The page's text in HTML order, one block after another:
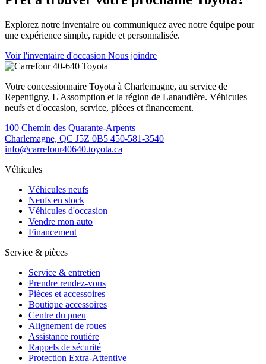
Explorez notre inventaire ou communiquez avec notre équipe pour
une expérience simple, rapide et personnalisée.
Voir l'inventaire d'occasion Nous joindre
Votre concessionnaire Toyota à Charlemagne, au service de
Repentigny, L'Assomption et la région de Lanaudière. Véhicules
neufs et d'occasion, service, pièces et financement.
100 Chemin des Quarante-Arpents
Charlemagne, QC J5Z 0B5 450-581-3540
info@carrefour40640.toyota.ca
Véhicules
Véhicules neufs
Neufs en stock
Véhicules d'occasion
Vendre mon auto
Financement
Service & pièces
Service & entretien
Prendre rendez-vous
Pièces et accessoires
Boutique accessoires
Centre du pneu
Alignement de roues
Assistance routière
Rappels de sécurité
Protection Extra-Attentive